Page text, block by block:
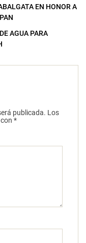
EN HONOR A
AGUA PARA
publicada. Los
*